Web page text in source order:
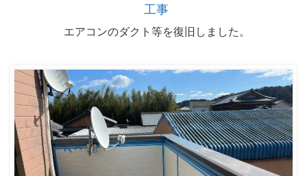
工事
エアコンのダクト等を復旧しました。